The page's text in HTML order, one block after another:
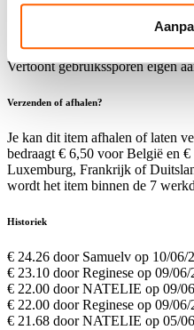
vanaf de derde werkdag
Weergave van de foto's hangt af
klant
Vertoont gebruikssporen eigen
Verzenden of afhalen?
Je kan dit item afhalen of laten
bedraagt € 6,50 voor België en
Luxemburg, Frankrijk of
wordt het item binnen de 7
Historiek
€ 24.26 door Samuelv op 10/06/
€ 23.10 door Reginese op 09/
€ 22.00 door NATELIE op 09/
€ 22.00 door Reginese op 09/
€ 21.68 door NATELIE op 05/